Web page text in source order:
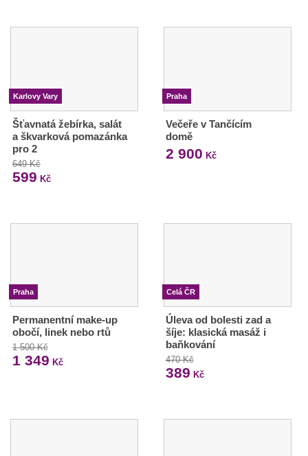
Karlovy Vary
Šťavnatá žebírka, salát
a škvarková pomazánka
pro 2
649 Kč
599 Kč
Praha
Večeře v Tančícím
domě
2 900 Kč
Praha
Permanentní make-up
obočí, linek nebo rtů
1 500 Kč
1 349 Kč
Celá ČR
Úleva od bolesti zad a
šíje: klasická masáž i
baňkování
470 Kč
389 Kč